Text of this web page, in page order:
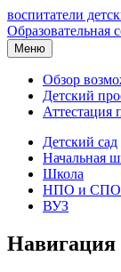
воспитатели
Образовательная
Меню
Обзор
Детский
Аттестация
Детский сад
Начальная
Школа
НПО и СПО
ВУЗ
Навигация